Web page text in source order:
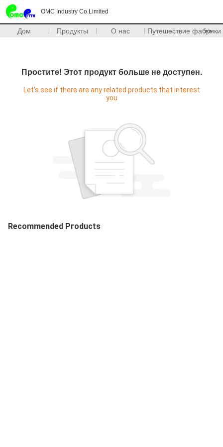
OMC Industry Co.Limited
Дом Продукты О нас Путешествие фабрики
>>
Простите! Этот продукт больше не доступен.
Let's see if there are any related products that interest
you
Recommended Products